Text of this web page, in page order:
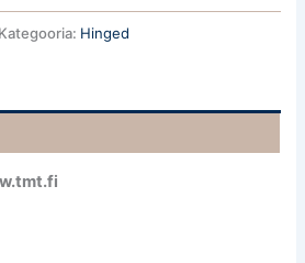
Kategooria: Hinged